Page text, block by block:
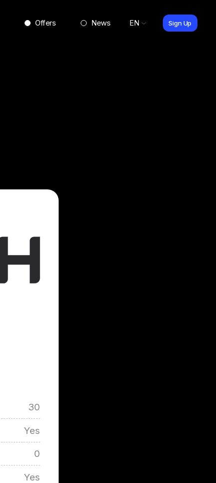
Offers News EN Sign Up
30
Yes
0
Yes